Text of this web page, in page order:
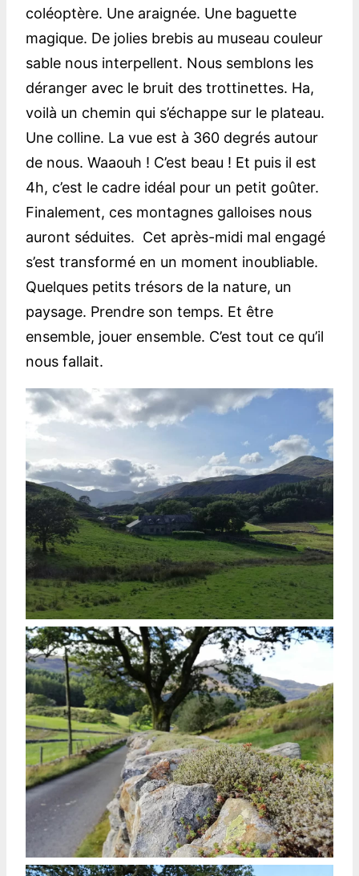
coléoptère. Une araignée. Une baguette
magique. De jolies brebis au museau couleur
sable nous interpellent. Nous semblons les
déranger avec le bruit des trottinettes. Ha,
voilà un chemin qui s’échappe sur le plateau.
Une colline. La vue est à 360 degrés autour
de nous. Waaouh ! C’est beau ! Et puis il est
4h, c’est le cadre idéal pour un petit goûter.
Finalement, ces montagnes galloises nous
auront séduites. Cet après-midi mal engagé
s’est transformé en un moment inoubliable.
Quelques petits trésors de la nature, un
paysage. Prendre son temps. Et être
ensemble, jouer ensemble. C’est tout ce qu’il
nous fallait.